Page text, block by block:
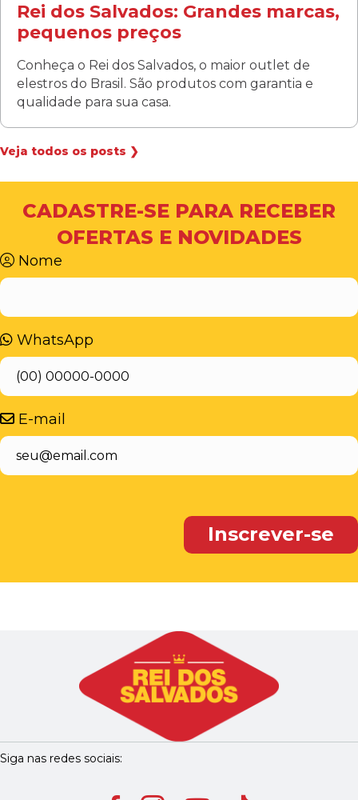
Rei dos Salvados: Grandes marcas,
pequenos preços
Conheça o Rei dos Salvados, o maior outlet de
elestros do Brasil. São produtos com garantia e
qualidade para sua casa.
Veja todos os posts ❯
CADASTRE-SE PARA RECEBER
OFERTAS E NOVIDADES
Nome
WhatsApp
E-mail
Siga nas redes sociais: